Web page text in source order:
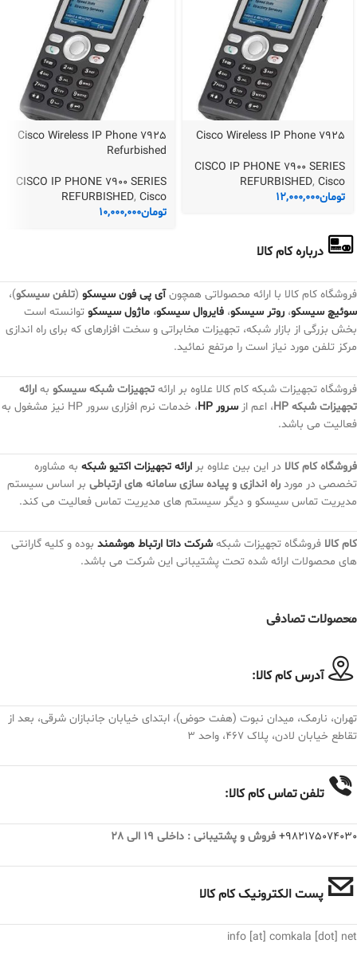
Cisco Wireless IP Phone 7925
CISCO IP PHONE 7900 SERIES
REFURBISHED, Cisco
تومان12,000,000
Cisco Wireless IP Phone 7925
Refurbished
CISCO IP PHONE 7900 SERIES
REFURBISHED, Cisco
تومان10,000,000
درباره کام کالا
فروشگاه کام کالا با ارائه محصولاتی همچونآی پی فون سیسکو (تلفن سیسکو)،
سوئیچ سیسکو، روتر سیسکو، فایروال سیسکو، ماژول سیسکو توانسته است
بخش بزرگی از بازار شبکه، تجهیزات مخابراتی و سخت افزارهای که برای راه اندازی
مرکز تلفن مورد نیاز است را مرتفع نمائید.
فروشگاه تجهیزات شبکه کام کالا علاوه بر ارائه تجهیزات شبکه سیسکو به ارائه
تجهیزات شبکه HP
، اعم از سرور HP
، خدمات نرم افزاری سرور HP نیز مشغول به
فعالیت می باشد.
فروشگاه کام کالا در این بین علاوه بر ارائه تجهیزات اکتیو شبکه به مشاوره
تخصصی در مورد راه اندازی و پیاده سازی سامانه های ارتباطی بر اساس سیستم
مدیریت تماس سیسکو و دیگر سیستم های مدیریت تماس فعالیت می کند.
کام کالا فروشگاه تجهیزات شبکه شرکت داتا ارتباط هوشمند بوده و کلیه گارانتی
های محصولات ارائه شده تحت پشتیبانی این شرکت می باشد.
محصولات تصادفی
آدرس کام کالا:
تهران، نارمک، میدان نبوت (هفت حوض)، ابتدای خیابان جانبازان شرقی، بعد از
تقاطع خیابان لادن، پلاک ۴۶۷، واحد ۳
تلفن تماس کام کالا:
982175074030+ فروش و پشتیبانی : داخلی 19 الی 28
پست الکترونیک کام کالا
info [at] comkala [dot] net